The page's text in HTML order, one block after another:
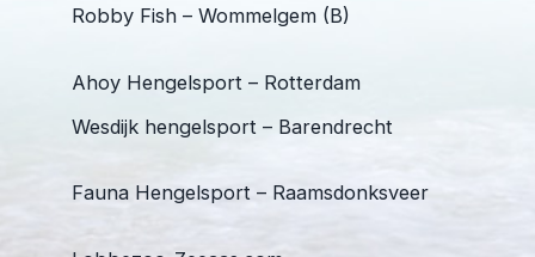
Robby Fish – Wommelgem (B)
Ahoy Hengelsport – Rotterdam
Wesdijk hengelsport – Barendrecht
Fauna Hengelsport – Raamsdonksveer